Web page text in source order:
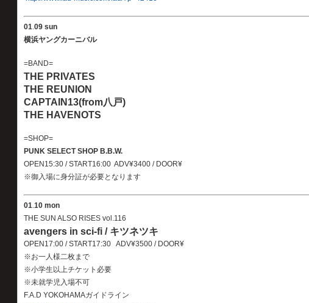
01.09 sun
横浜ヤングカーニバル
=BAND=
THE PRIVATES
THE REUNION
CAPTAIN13(from八戸)
THE HAVENOTS
=SHOP=
PUNK SELECT SHOP B.B.W.
OPEN15:30 / START16:00 ADV¥3400 / DOOR¥
※御入場に身分証が必要となります
01.10 mon
THE SUN ALSO RISES vol.116
avengers in sci-fi / キツネツキ
OPEN17:00 / START17:30 ADV¥3500 / DOOR¥
※お一人様二枚まで
※小学生以上チケット必要
※未就学児入場不可
F.A.D YOKOHAMAガイドライン